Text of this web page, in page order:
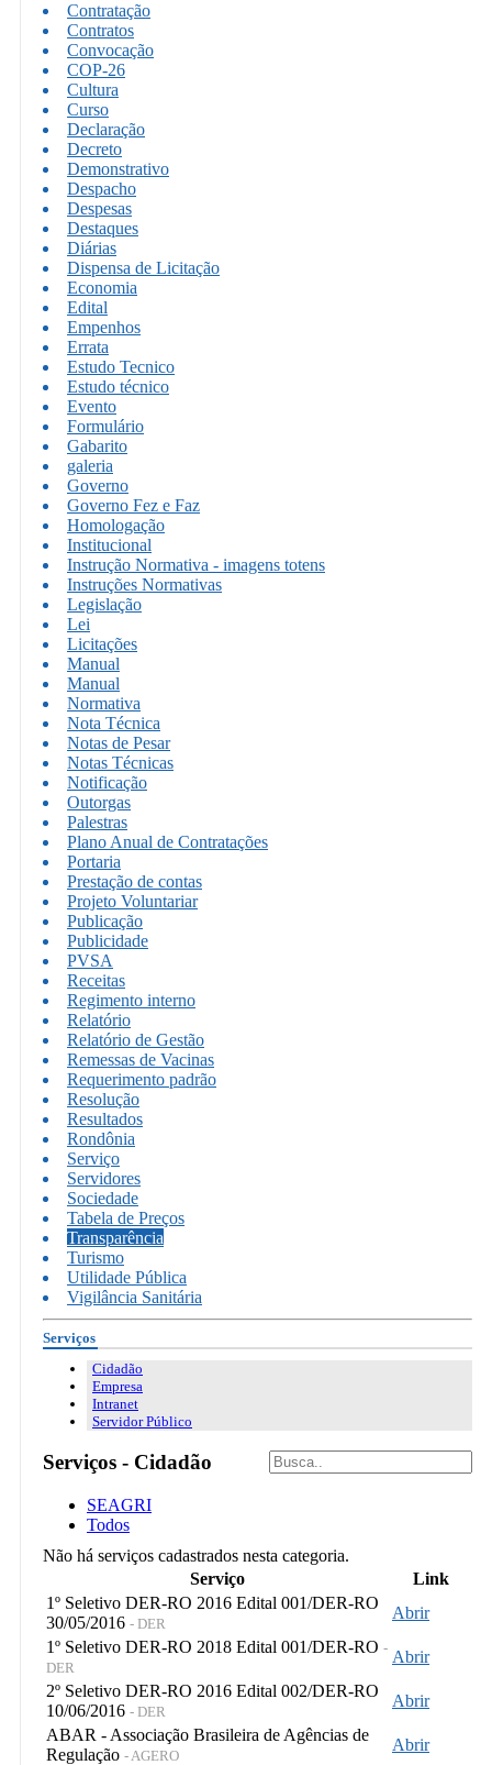
Contratação
Contratos
Convocação
COP-26
Cultura
Curso
Declaração
Decreto
Demonstrativo
Despacho
Despesas
Destaques
Diárias
Dispensa de Licitação
Economia
Edital
Empenhos
Errata
Estudo Tecnico
Estudo técnico
Evento
Formulário
Gabarito
galeria
Governo
Governo Fez e Faz
Homologação
Institucional
Instrução Normativa - imagens totens
Instruções Normativas
Legislação
Lei
Licitações
Manual
Manual
Normativa
Nota Técnica
Notas de Pesar
Notas Técnicas
Notificação
Outorgas
Palestras
Plano Anual de Contratações
Portaria
Prestação de contas
Projeto Voluntariar
Publicação
Publicidade
PVSA
Receitas
Regimento interno
Relatório
Relatório de Gestão
Remessas de Vacinas
Requerimento padrão
Resolução
Resultados
Rondônia
Serviço
Servidores
Sociedade
Tabela de Preços
Transparência
Turismo
Utilidade Pública
Vigilância Sanitária
Serviços
Cidadão
Empresa
Intranet
Servidor Público
Serviços - Cidadão
SEAGRI
Todos
Não há serviços cadastrados nesta categoria.
Serviço
Link
1º Seletivo DER-RO 2016 Edital 001/DER-RO
30/05/2016 - DER
Abrir
1º Seletivo DER-RO 2018 Edital 001/DER-RO -
DER
Abrir
2º Seletivo DER-RO 2016 Edital 002/DER-RO
10/06/2016 - DER
Abrir
ABAR - Associação Brasileira de Agências de
Regulação - AGERO
Abrir